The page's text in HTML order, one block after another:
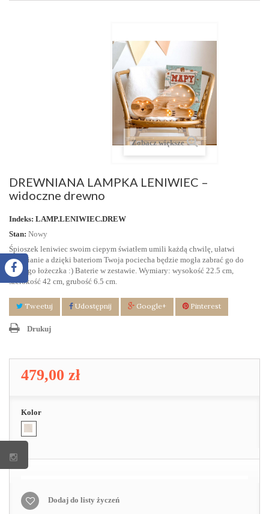
Zobacz większe
DREWNIANA LAMPKA LENIWIEC –
widoczne drewno
Indeks: LAMP.LENIWIEC.DREW
Stan: Nowy
Śpioszek leniwiec swoim ciepym światłem umili każdą chwilę, ułatwi
zasypianie a dzięki bateriom Twoja pociecha będzie mogła zabrać go do
swojego łożeczka :) Baterie w zestawie. Wymiary: wysokość 22.5 cm,
szerokość 42 cm, grubość 6.5 cm.
Tweetuj Udostępnij Google+ Pinterest
Drukuj
479,00 zł
Kolor
Dodaj do listy życzeń